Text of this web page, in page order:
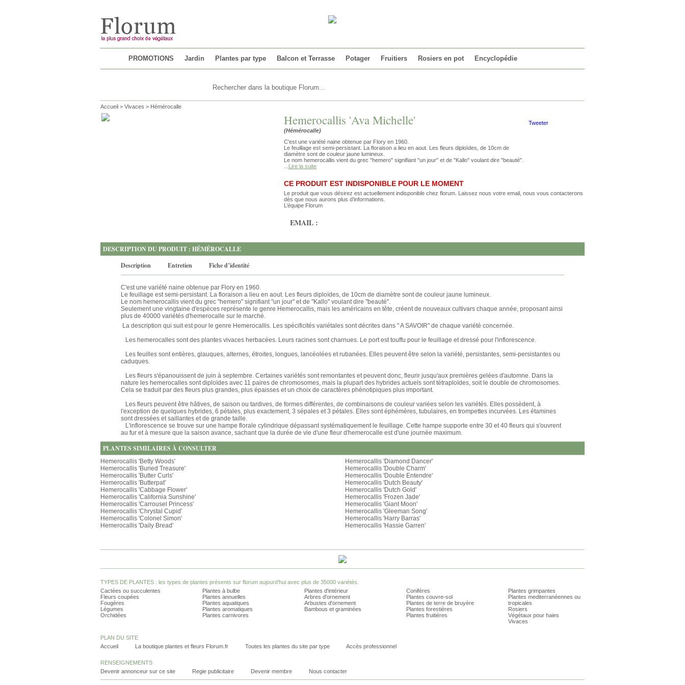
PROMOTIONS Jardin Plantes par type Balcon et Terrasse Potager Fruitiers Rosiers en pot Encyclopédie
Accueil > Vivaces > Hémérocalle
Hemerocallis 'Ava Michelle'
(Hémérocalle)
C'est une variété naine obtenue par Flory en 1960.
Le feuillage est semi-persistant. La floraison a lieu en aout. Les fleurs diploïdes, de 10cm de
diamètre sont de couleur jaune lumineux.
Le nom hemerocallis vient du grec "hemero" signifiant "un jour" et de "Kallo" voulant dire "beauté".
Lire la suite
Tweeter
CE PRODUIT EST INDISPONIBLE POUR LE MOMENT
Le produit que vous désirez est actuellement indisponible chez florum. Laissez nous votre email, nous vous contacterons
dès que nous aurons plus d’informations.
L’équipe Florum
EMAIL :
DESCRIPTION DU PRODUIT : HÉMÉROCALLE
Description
Entretien Fiche d’identité
C'est une variété naine obtenue par Flory en 1960.
Le feuillage est semi-persistant. La floraison a lieu en aout. Les fleurs diploïdes, de 10cm de diamètre sont de couleur jaune lumineux.
Le nom hemerocallis vient du grec "hemero" signifiant "un jour" et de "Kallo" voulant dire "beauté".
Seulement une vingtaine d'espèces représente le genre Hemerocallis, mais les américains en tête, créent de nouveaux cultivars chaque année, proposant ainsi
plus de 40000 variétés d'hemerocalle sur le marché.
La description qui suit est pour le genre Hemerocallis. Les spécificités variétales sont décrites dans " A SAVOIR" de chaque variété concernée.
Les hemerocalles sont des plantes vivaces herbacées. Leurs racines sont charnues. Le port est touffu pour le feuillage et dressé pour l'inflorescence.
Les feuilles sont entières, glauques, alternes, étroites, longues, lancéolées et rubanées. Elles peuvent être selon la variété, persistantes, semi-persistantes ou
caduques.
Les fleurs s'épanouissent de juin à septembre. Certaines variétés sont remontantes et peuvent donc, fleurir jusqu'aux premières gelées d'automne. Dans la
nature les hemerocalles sont diploïdes avec 11 paires de chromosomes, mais la plupart des hybrides actuels sont tétraploïdes, soit le double de chromosomes.
Cela se traduit par des fleurs plus grandes, plus épaisses et un choix de caractères phénotipiques plus important.
Les fleurs peuvent être hâtives, de saison ou tardives, de formes différentes, de combinaisons de couleur variées selon les variétés. Elles possèdent, à
l'exception de quelques hybrides, 6 pétales, plus exactement, 3 sépales et 3 pétales. Elles sont éphémères, tubulaires, en trompettes incurvées. Les étamines
sont dressées et saillantes et de grande taille.
L'inflorescence se trouve sur une hampe florale cylindrique dépassant systématiquement le feuillage. Cette hampe supporte entre 30 et 40 fleurs qui s'ouvrent
au fur et à mesure que la saison avance, sachant que la durée de vie d'une fleur d'hemerocalle est d'une journée maximum.
PLANTES SIMILAIRES À CONSULTER
Hemerocallis 'Betty Woods'
Hemerocallis 'Buried Treasure'
Hemerocallis 'Butter Curls'
Hemerocallis 'Butterpat'
Hemerocallis 'Cabbage Flower'
Hemerocallis 'California Sunshine'
Hemerocallis 'Carrousel Princess'
Hemerocallis 'Chrystal Cupid'
Hemerocallis 'Colonel Simon'
Hemerocallis 'Daily Bread'
Hemerocallis 'Diamond Dancer'
Hemerocallis 'Double Charm'
Hemerocallis 'Double Entendre'
Hemerocallis 'Dutch Beauty'
Hemerocallis 'Dutch Gold'
Hemerocallis 'Frozen Jade'
Hemerocallis 'Giant Moon'
Hemerocallis 'Gleeman Song'
Hemerocallis 'Harry Barras'
Hemerocallis 'Hassie Garren'
TYPES DE PLANTES : les types de plantes présents sur florum aujourd'hui avec plus de 35000 variétés.
Cactées ou succulentes
Fleurs coupées
Fougères
Légumes
Orchidées
Plantes à bulbe
Plantes annuelles
Plantes aquatiques
Plantes aromatiques
Plantes carnivores
Plantes d'intérieur
Arbres d'ornement
Arbustes d'ornement
Bambous et graminées
Conifères
Plantes couvre-sol
Plantes de terre de bruyère
Plantes forestières
Plantes fruitières
Plantes grimpantes
Plantes mediterranéennes ou
tropicales
Rosiers
Végétaux pour haies
Vivaces
PLAN DU SITE
Accueil
La boutique plantes et fleurs Florum.fr Toutes les plantes du site par type Accès professionnel
RENSEIGNEMENTS
Devenir annonceur sur ce site
Regie publicitaire Devenir membre Nous contacter